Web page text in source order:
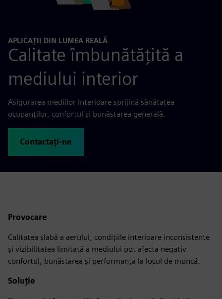
APLICAȚII DIN LUMEA REALĂ
Calitate îmbunătățită a
mediului interior
Asigurarea mediilor interioare sprijină sănătatea
ocupanților, confortul și bunăstarea generală.
Contactați-ne
Provocare
Calitatea slabă a aerului, condițiile interioare inconsistente
și vizibilitatea limitată a mediului pot afecta negativ
confortul, bunăstarea și performanța la locul de muncă.
Soluție